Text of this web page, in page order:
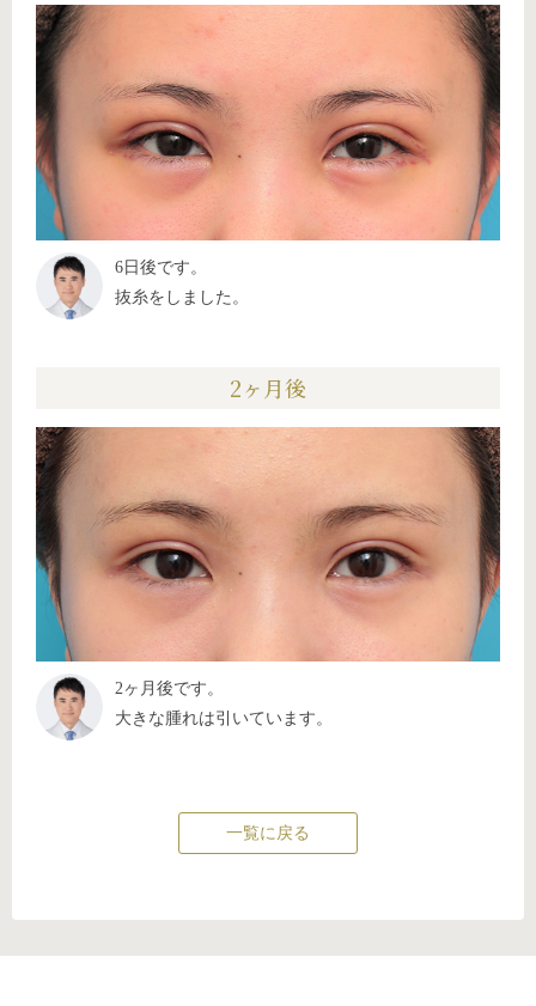
6日後です。
抜糸をしました。
2ヶ月後
2ヶ月後です。
大きな腫れは引いています。
一覧に戻る